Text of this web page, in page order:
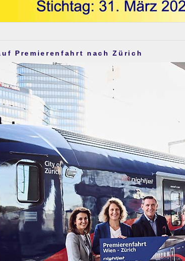
Premierenfahrt nach Zürich